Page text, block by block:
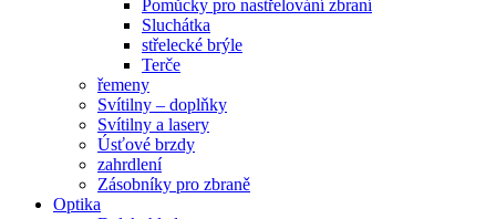
Pomůcky pro nastřelování zbraní
Sluchátka
střelecké brýle
Terče
řemeny
Svítilny – doplňky
Svítilny a lasery
Úsťové brzdy
zahrdlení
Zásobníky pro zbraně
Optika